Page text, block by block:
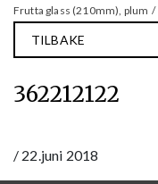
Frutta glass (210mm), plum /
TILBAKE
362212122
/ 22.juni 2018